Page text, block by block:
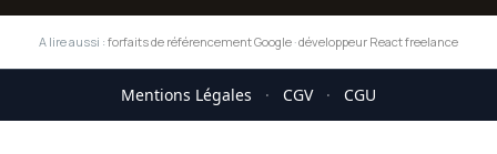
A lire aussi : forfaits de référencement Google ·développeur React freelance
Mentions Légales · CGV · CGU